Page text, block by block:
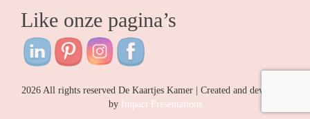
Like onze pagina’s
2026 All rights reserved De Kaartjes Kamer | Created and developed
by
Impact Presentations